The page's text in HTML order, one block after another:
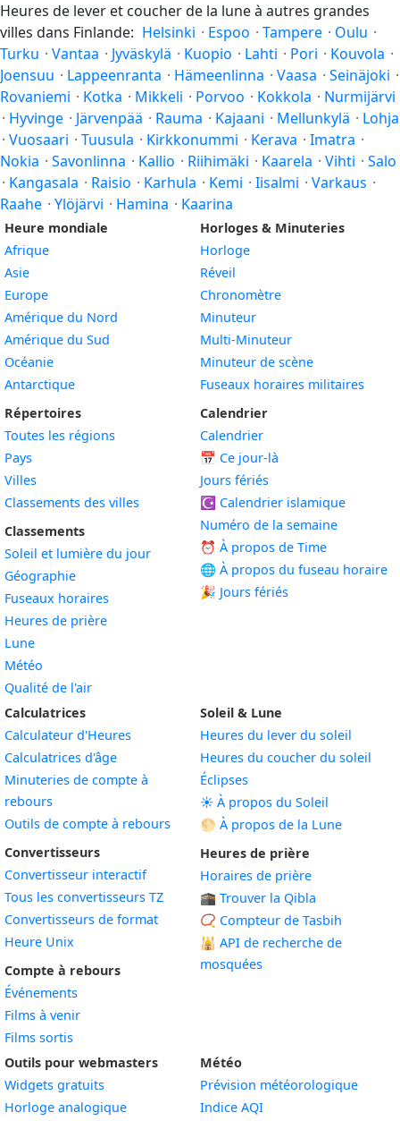
Heures de lever et coucher de la lune à autres grandes
villes dans Finlande: Helsinki · Espoo · Tampere · Oulu ·
Turku · Vantaa · Jyväskylä · Kuopio · Lahti · Pori · Kouvola ·
Joensuu · Lappeenranta · Hämeenlinna · Vaasa · Seinäjoki ·
Rovaniemi · Kotka · Mikkeli · Porvoo · Kokkola · Nurmijärvi
· Hyvinge · Järvenpää · Rauma · Kajaani · Mellunkylä · Lohja
· Vuosaari · Tuusula · Kirkkonummi · Kerava · Imatra ·
Nokia · Savonlinna · Kallio · Riihimäki · Kaarela · Vihti · Salo
· Kangasala · Raisio · Karhula · Kemi · Iisalmi · Varkaus ·
Raahe · Ylöjärvi · Hamina · Kaarina
Heure mondiale
Afrique
Asie
Europe
Amérique du Nord
Amérique du Sud
Océanie
Antarctique
Répertoires
Toutes les régions
Pays
Villes
Classements des villes
Classements
Soleil et lumière du jour
Géographie
Fuseaux horaires
Heures de prière
Lune
Météo
Qualité de l'air
Horloges & Minuteries
Horloge
Réveil
Chronomètre
Minuteur
Multi-Minuteur
Minuteur de scène
Fuseaux horaires militaires
Calendrier
Calendrier
📅 Ce jour-là
Jours fériés
☪️ Calendrier islamique
Numéro de la semaine
⏰ À propos de Time
🌐 À propos du fuseau horaire
🎉 Jours fériés
Calculatrices
Calculateur d'Heures
Calculatrices d'âge
Minuteries de compte à
rebours
Outils de compte à rebours
Convertisseurs
Convertisseur interactif
Tous les convertisseurs TZ
Convertisseurs de format
Heure Unix
Compte à rebours
Événements
Films à venir
Films sortis
Soleil & Lune
Heures du lever du soleil
Heures du coucher du soleil
Éclipses
☀️ À propos du Soleil
🌕 À propos de la Lune
Heures de prière
Horaires de prière
🕋 Trouver la Qibla
📿 Compteur de Tasbih
🕌 API de recherche de
mosquées
Outils pour webmasters
Widgets gratuits
Horloge analogiqueWidget
Météo
Prévision météorologique
Indice AQI